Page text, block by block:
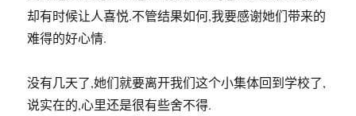
其实,应该说我喜欢她的笑,可爱的模样,顽皮的像个孩
今天是七夕,本来是平平常常,本来是想同事们一起出去